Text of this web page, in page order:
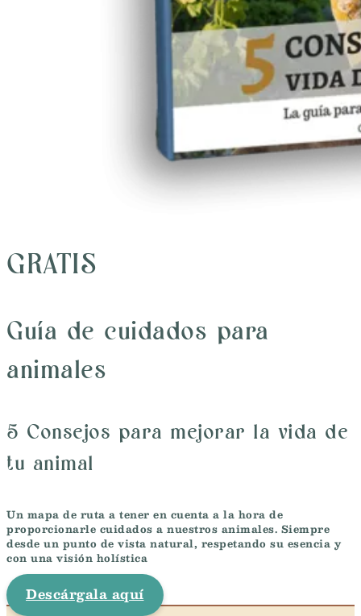
GRATIS
Guía de cuidados para
animales
5 Consejos para mejorar la vida de
tu animal
Un mapa de ruta a tener en cuenta a la hora de
proporcionarle cuidados a nuestros animales. Siempre
desde un punto de vista natural, respetando su esencia y
con una visión holística
Descárgala aquí